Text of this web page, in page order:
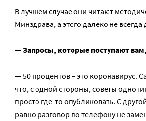
В лучшем случае они читают
Минздрава, а этого далеко не всегда
— Запросы, которые поступают вам,
— 50 процентов – это коронавирус.
что, с одной стороны, советы
просто где-то опубликовать. С
равно разговор по телефону не